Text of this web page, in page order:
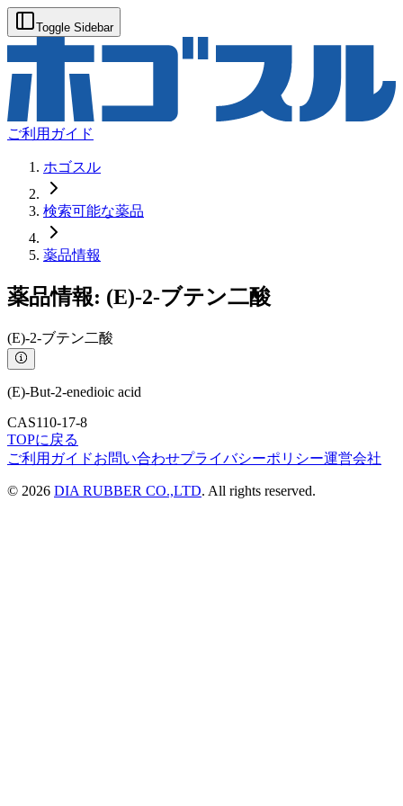
Toggle Sidebar
ご利用ガイド
ホゴスル
検索可能な薬品
薬品情報
薬品情報: (E)-2-ブテン二酸
(E)-2-ブテン二酸
(E)-But-2-enedioic acid
CAS110-17-8
TOPに戻る
ご利用ガイドお問い合わせプライバシーポリシー運営会社
© 2026 DIA RUBBER CO.,LTD. All rights reserved.